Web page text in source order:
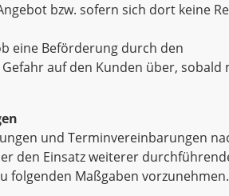
bzw. sofern sich dort keine
eine Beförderung durch den
auf den Kunden über,
und Terminvereinbarungen
den Einsatz weiterer
folgenden Maßgaben vorzunehmen.